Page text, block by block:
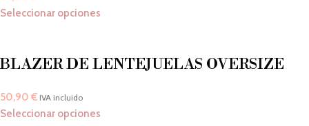
Seleccionar opciones
BLAZER DE LENTEJUELAS OVERSIZE
50,90 € IVA incluido
Seleccionar opciones